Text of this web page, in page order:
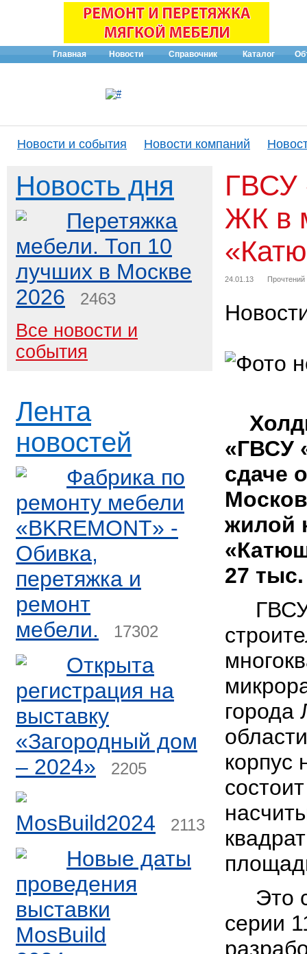
Главная Новости Справочник Каталог
Новости и события Новости компаний
Новость дня
Перетяжка
мебели. Топ 10
лучших в Москве
2026
2463
Все новости и
события
Лента
новостей
Фабрика по
ремонту мебели
«BKREMONT» -
Обивка,
перетяжка и
ремонт
мебели.
17302
Открыта
регистрация на
выставку
«Загородный дом
– 2024»
2205
MosBuild2024 2113
Новые даты
проведения
выставки
MosBuild
ГВСУ
ЖК в
24.01.13
«ГВСУ
сдаче
жилой
27
ГВСУ
города
корпус
Это
серии